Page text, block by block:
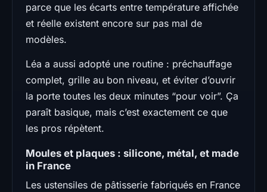
parce que les écarts entre température affichée
et réelle existent encore sur pas mal de
modèles.
Léa a aussi adopté une routine : préchauffage
complet, grille au bon niveau, et éviter d’ouvrir
la porte toutes les deux minutes “pour voir”. Ça
paraît basique, mais c’est exactement ce que
les pros répètent.
Moules et plaques : silicone, métal, et made
in France
Les ustensiles de pâtisserie fabriqués en France